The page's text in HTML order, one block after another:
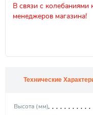
В связи с колебаниями
менеджеров магазина!
Технические
Высота (мм)